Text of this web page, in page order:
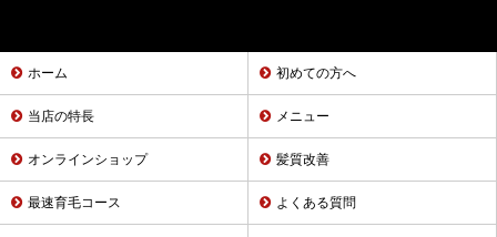
ホーム 初めての方へ
当店の特長 メニュー
オンラインショップ 髪質改善
最速育毛コース よくある質問